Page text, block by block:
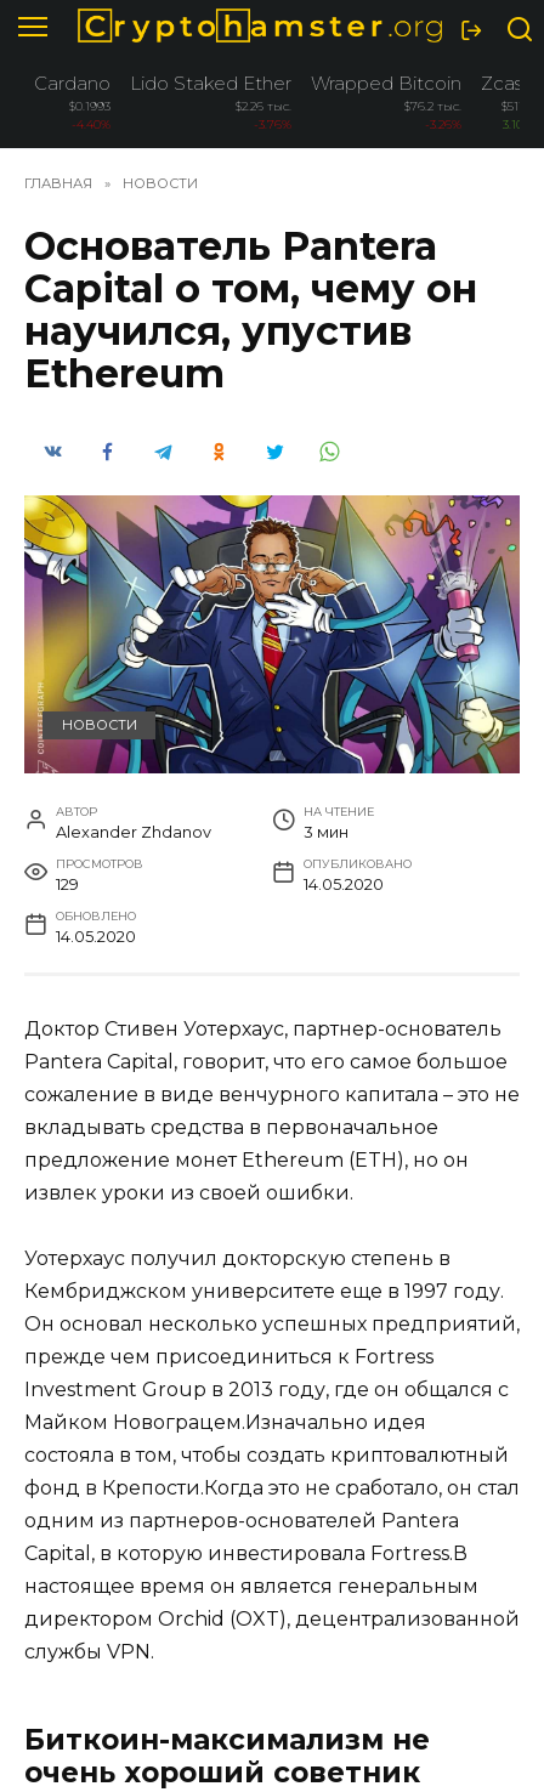
Перейти
содержанию
Cardano
$0.1993
-4.40%
Lido Staked Ether
$2.26 тыс.
-3.76%
Wrapped Bitcoin
$76.2 тыс.
-3.26%
Zcash
$511.4
3.10%
ГЛАВНАЯ » НОВОСТИ
Основатель Pantera
Capital о том, чему он
научился, упустив
Ethereum
НОВОСТИ
АВТОР
Alexander Zhdanov
НА ЧТЕНИЕ
3 мин
ПРОСМОТРОВ
129
ОПУБЛИКОВАНО
14.05.2020
ОБНОВЛЕНО
14.05.2020
Доктор Стивен Уотерхаус, партнер-основатель
Pantera Capital, говорит, что его самое большое
сожаление в виде венчурного капитала – это не
вкладывать средства в первоначальное
предложение монет Ethereum (ETH), но он
извлек уроки из своей ошибки.
Уотерхаус получил докторскую степень в
Кембриджском университете еще в 1997 году.
Он основал несколько успешных предприятий,
прежде чем присоединиться к Fortress
Investment Group в 2013 году, где он общался с
Майком Новограцем.Изначально идея
состояла в том, чтобы создать криптовалютный
фонд в Крепости.Когда это не сработало, он стал
одним из партнеров-основателей Pantera
Capital, в которую инвестировала Fortress.В
настоящее время он является генеральным
директором Orchid (OXT), децентрализованной
службы VPN.
Биткоин-максимализм не
очень хороший советник